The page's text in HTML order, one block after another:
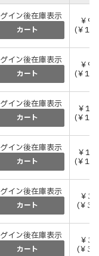
イン後在庫表示
カート
￥
(￥
イン後在庫表示
カート
￥
(￥
イン後在庫表示
カート
￥
(￥
イン後在庫表示
カート
￥
(￥
イン後在庫表示
カート
￥
(￥
イン後在庫表示
カート
￥
(￥